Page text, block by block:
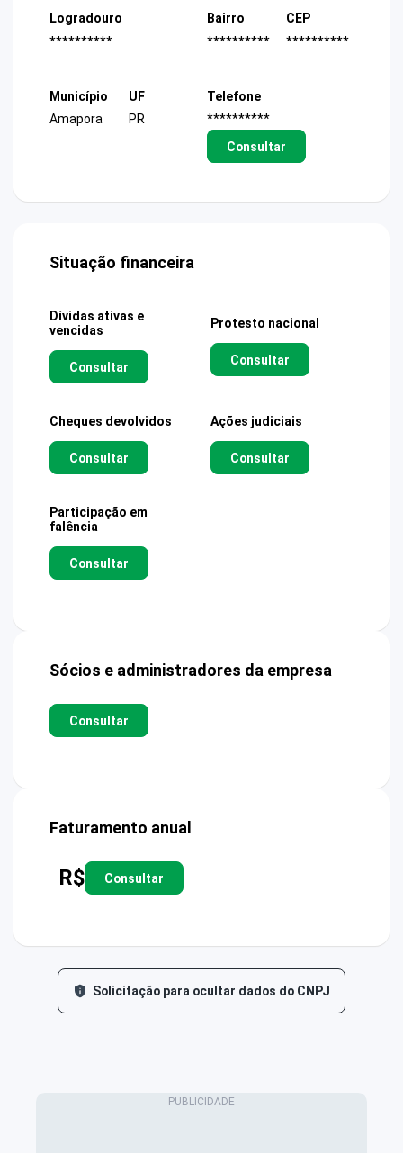
Logradouro
**********
Bairro
**********
CEP
**********
Município
Amapora
UF
PR
Telefone
**********
Consultar
Situação financeira
Dívidas ativas e
vencidas
Consultar
Protesto nacional
Consultar
Cheques devolvidos
Consultar
Ações judiciais
Consultar
Participação em
falência
Consultar
Sócios e administradores da empresa
Consultar
Faturamento anual
R$ Consultar
Solicitação para ocultar dados do CNPJ